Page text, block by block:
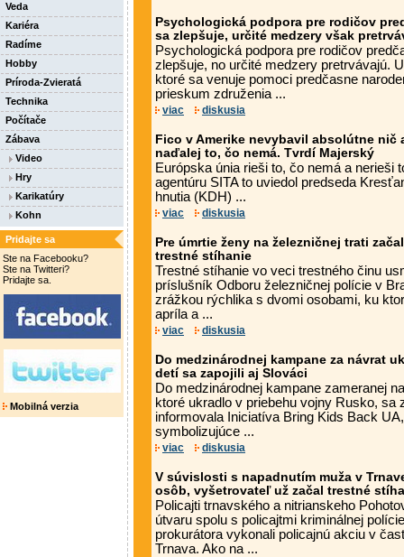
Veda
Kariéra
Radíme
Hobby
Príroda-Zvieratá
Technika
Počítače
Zábava
Video
Hry
Karikatúry
Kohn
Pridajte sa
Ste na Facebooku?
Ste na Twitteri?
Pridajte sa.
Mobilná verzia
Psychologická podpora pre rodičov
sa zlepšuje, určité medzery však
Psychologická podpora pre rodičov
zlepšuje, no určité medzery pretrvávajú.
ktoré sa venuje pomoci predčasne
prieskum združenia ...
viac diskusia
Fico v Amerike nevybavil absolútne nič
naďalej to, čo nemá. Tvrdí Majerský
Európska únia rieši to, čo nemá a nerieši
agentúru SITA to uviedol predseda
hnutia (KDH) ...
viac diskusia
Pre úmrtie ženy na železničnej trati
trestné stíhanie
Trestné stíhanie vo veci trestného činu
príslušník Odboru železničnej polície v
zrážkou rýchlika s dvomi osobami, ku
apríla a ...
viac diskusia
Do medzinárodnej kampane za návrat
detí sa zapojili aj Slováci
Do medzinárodnej kampane zameranej
ktoré ukradlo v priebehu vojny Rusko, sa
informovala Iniciatíva Bring Kids Back
symbolizujúce ...
viac diskusia
V súvislosti s napadnutím muža v
osôb, vyšetrovateľ už začal trestné
Policajti trnavského a nitrianskeho
útvaru spolu s policajtmi kriminálnej
prokurátora vykonali policajnú akciu v
Trnava. Ako na ...